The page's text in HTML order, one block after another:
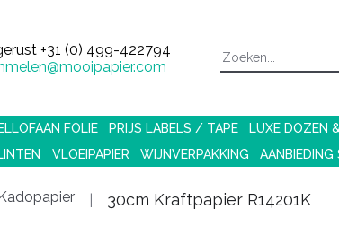
+31 (0) 499-422794
FOLIE PRIJS LABELS / TAPE LUXE DOZEN
VLOEIPAPIER WIJNVERPAKKING AANBIEDING
30cm Kraftpapier R14201K